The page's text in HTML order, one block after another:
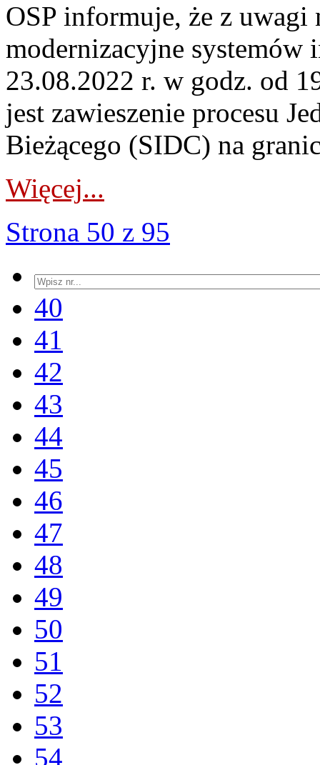
OSP informuje, że z uwagi
modernizacyjne
23.08.2022 r. w godz. od
jest zawieszenie procesu
Bieżącego (SIDC) na
Więcej...
Strona 50 z 95
40
41
42
43
44
45
46
47
48
49
50
51
52
53
54